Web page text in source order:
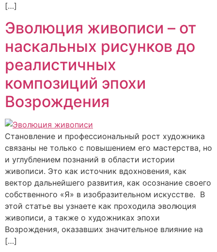
[…]
Эволюция живописи – от
наскальных рисунков до
реалистичных
композиций эпохи
Возрождения
Становление и профессиональный рост художника
связаны не только с повышением его мастерства, но
и углублением познаний в области истории
живописи. Это как источник вдохновения, как
вектор дальнейшего развития, как осознание своего
собственного «Я» в изобразительном искусстве. В
этой статье вы узнаете как проходила эволюция
живописи, а также о художниках эпохи
Возрождения, оказавших значительное влияние на
[…]